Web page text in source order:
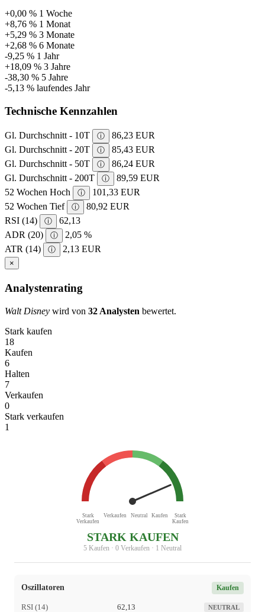
+0,00 % 1 Woche
+8,76 % 1 Monat
+5,29 % 3 Monate
+2,68 % 6 Monate
-9,25 % 1 Jahr
+18,09 % 3 Jahre
-38,30 % 5 Jahre
-5,13 % laufendes Jahr
Technische Kennzahlen
Gl. Durchschnitt - 10T ⓘ
86,23 EUR
Gl. Durchschnitt - 20T
ⓘ
85,43 EUR
Gl. Durchschnitt - 50T
ⓘ
86,24 EUR
Gl. Durchschnitt - 200T
ⓘ
89,59 EUR
52 Wochen Hoch
ⓘ
101,33 EUR
52 Wochen Tief
ⓘ
80,92 EUR
RSI (14)
ⓘ
62,13
ADR (20)
ⓘ
2,05 %
ATR (14)
ⓘ 2,13 EUR
×
Analystenrating
Walt Disney wird von 32 Analysten bewertet.
Stark kaufen
18
Kaufen
6
Halten
7
Verkaufen
0
Stark verkaufen
1
Stark
Verkaufen
Verkaufen Neutral Kaufen
Stark
Kaufen
STARK KAUFEN
5 Kaufen · 0 Verkaufen · 1 Neutral
Oszillatoren Kaufen
RSI (14) 62,13 NEUTRAL